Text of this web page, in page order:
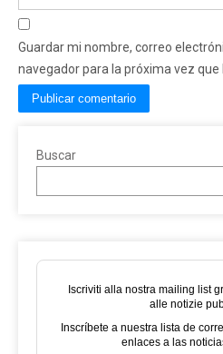
Guardar mi nombre, correo
navegador para la próxima vez que
Buscar
Iscriviti alla nostra mailing list
alle notizie
Inscríbete a nuestra lista de
enlaces a las